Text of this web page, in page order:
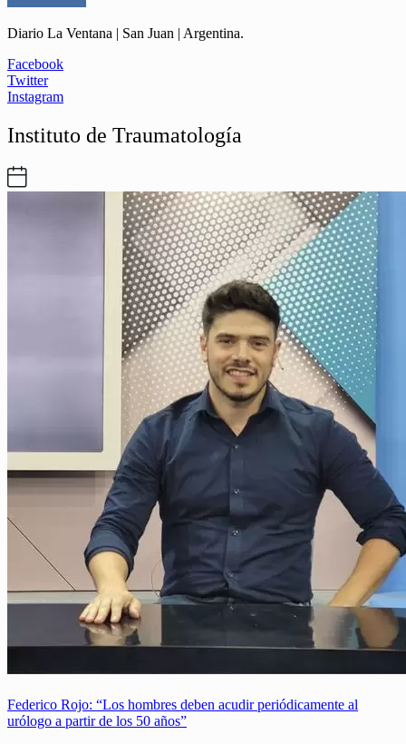
Diario La Ventana | San Juan | Argentina.
Facebook
Twitter
Instagram
Instituto de Traumatología
Federico Rojo: “Los hombres deben acudir periódicamente al
urólogo a partir de los 50 años”